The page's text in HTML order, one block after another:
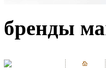
бренды